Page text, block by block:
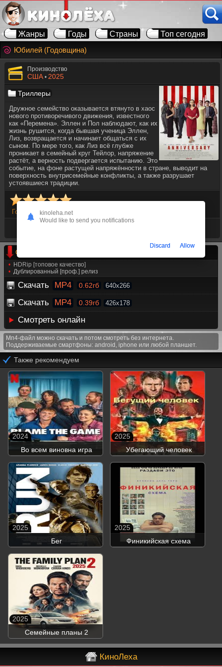
Жанры Годы Страны
Топ сегодня
Юбилей (Годовщина)
Производство
США• 2025
Триллеры
Дружное семейство оказывается втянуто в хаос
нового противоречивого движения, известного
как «Перемена». Эллен и Пол наблюдают, как их
жизнь рушится, когда бывшая ученица Эллен,
Лиз, возвращается и начинает общаться с их
сыном. По мере того, как Лиз всё глубже
проникает в семейный круг Тейлор, напряжение
растёт, а верность подвергается испытанию. Это
событие, на фоне растущей напряжённости в стране, выводит на
поверхность внутрисемейные конфликты, а также разрушает
устоявшиеся традиции.
Голосов 2
Скачать фильм Юбилей (Годовщина) на телефон
HDRip [топовое качество]
Дублированный [проф.] релиз
Скачать MP4 0.62гб 640x266
Скачать MP4 0.39гб 426x178
Смотреть онлайн
Мп4-файл можно скачать и потом смотреть без интернета.
Поддерживаемые смартфоны: android, iphone или любой планшет.
Также рекомендуем
Во всем виновна игра
2024
Убегающий человек
2025
Бег
2025
Финикийская схема
2025
Семейные планы 2
2025
КиноЛеха
kinoleha.net
Would like to send you notifications
Discard Allow